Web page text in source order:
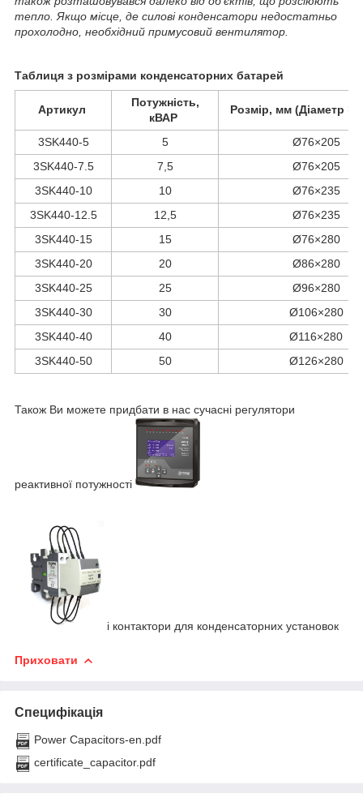
тепло. Якщо місце, де силові конденсатори недостатньо
прохолодно, необхідний примусовий вентилятор.
Таблиця з розмірами конденсаторних батарей
Артикул
Потужність,
кВАР
Розмір, мм (Діаметр ×
3SK440-5 5
Ø76×205
3SK440-7.5
7,5
Ø76×205
3SK440-10
10
Ø76×235
3SK440-12.5
12,5
Ø76×235
3SK440-15
15
Ø76×280
3SK440-20
20
Ø86×280
3SK440-25
25
Ø96×280
3SK440-30
30
Ø106×280
3SK440-40
40
Ø116×280
3SK440-50
50 Ø126×280
Також Ви можете придбати в нас сучасні регулятори
реактивної потужності
і контактори для конденсаторних установок
Приховати
Специфікація
Power Capacitors-en.pdf
certificate_capacitor.pdf